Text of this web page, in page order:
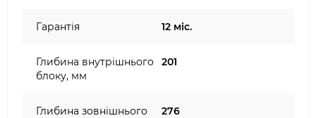
Гарантія 12 міс.
Глибина внутрішнього
блоку, мм
201
Глибина зовнішнього
276